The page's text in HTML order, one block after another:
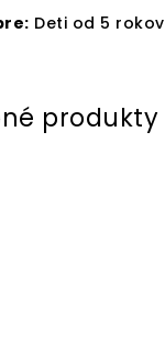
Deti od 5 rokov